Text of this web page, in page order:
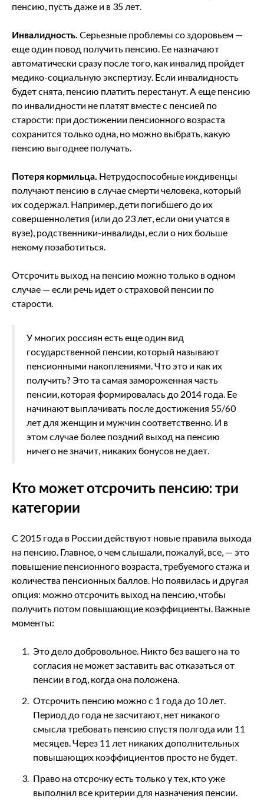
пенсию, пусть даже и в 35 лет.
Инвалидность. Серьезные проблемы со здоровьем —
еще один повод получить пенсию. Ее назначают
автоматически сразу после того, как инвалид пройдет
медико-социальную экспертизу. Если инвалидность
будет снята, пенсию платить перестанут. А еще пенсию
по инвалидности не платят вместе с пенсией по
старости: при достижении пенсионного возраста
сохранится только одна, но можно выбрать, какую
пенсию выгоднее получать.
Потеря кормильца. Нетрудоспособные иждивенцы
получают пенсию в случае смерти человека, который
их содержал. Например, дети погибшего до их
совершеннолетия (или до 23 лет, если они учатся в
вузе), родственники-инвалиды, если о них больше
некому позаботиться.
Отсрочить выход на пенсию можно только в одном
случае — если речь идет о страховой пенсии по
старости.
У многих россиян есть еще один вид
государственной пенсии, который называют
пенсионными накоплениями. Что это и как их
получить? Это та самая замороженная часть
пенсии, которая формировалась до 2014 года. Ее
начинают выплачивать после достижения 55/60
лет для женщин и мужчин соответственно. И в
этом случае более поздний выход на пенсию
ничего не значит, никаких бонусов не дает.
Кто может отсрочить пенсию: три
категории
С 2015 года в России действуют новые правила выхода
на пенсию. Главное, о чем слышали, пожалуй, все, — это
повышение пенсионного возраста, требуемого стажа и
количества пенсионных баллов. Но появилась и другая
опция: можно отсрочить выход на пенсию, чтобы
получить потом повышающие коэффициенты. Важные
моменты:
Это дело добровольное. Никто без вашего на то
согласия не может заставить вас отказаться от
пенсии в год, когда она положена.
Отсрочить пенсию можно с 1 года до 10 лет.
Период до года не засчитают, нет никакого
смысла требовать пенсию спустя полгода или 11
месяцев. Через 11 лет никаких дополнительных
повышающих коэффициентов просто не будет.
Право на отсрочку есть только у тех, кто уже
выполнил все критерии для назначения пенсии.